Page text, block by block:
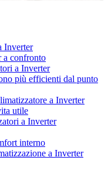
Inverter
a confronto
a Inverter
più efficienti dal punto
a Inverter
utile
a Inverter
interno
a Inverter